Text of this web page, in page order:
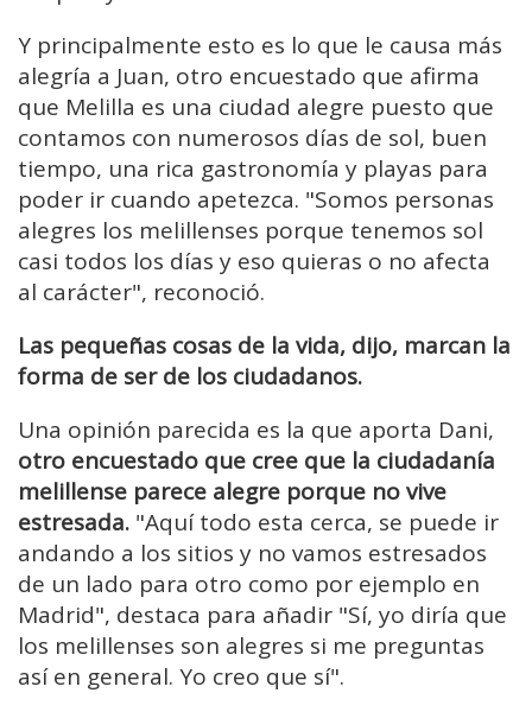
Y principalmente esto es lo que le causa más
alegría a Juan, otro encuestado que afirma
que Melilla es una ciudad alegre puesto que
contamos con numerosos días de sol, buen
tiempo, una rica gastronomía y playas para
poder ir cuando apetezca. "Somos personas
alegres los melillenses porque tenemos sol
casi todos los días y eso quieras o no afecta
al carácter", reconoció.
Las pequeñas cosas de la vida, dijo, marcan la
forma de ser de los ciudadanos.
Una opinión parecida es la que aporta Dani,
otro encuestado que cree que la ciudadanía
melillense parece alegre porque no vive
estresada. "Aquí todo esta cerca, se puede ir
andando a los sitios y no vamos estresados
de un lado para otro como por ejemplo en
Madrid", destaca para añadir "Sí, yo diría que
los melillenses son alegres si me preguntas
así en general. Yo creo que sí".